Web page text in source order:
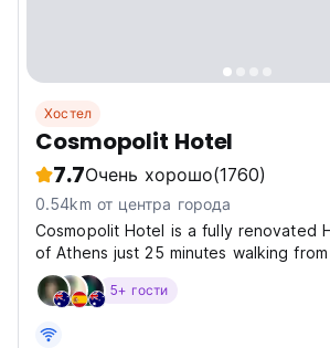
Хостел
Cosmopolit Hotel
7.7Очень хорошо(1760)
0.54km от центра города
Cosmopolit Hotel is a fully renovated
of Athens just 25 minutes walking
located just 50 meters from Omonia
our rooms have A/C , private
5+ гости